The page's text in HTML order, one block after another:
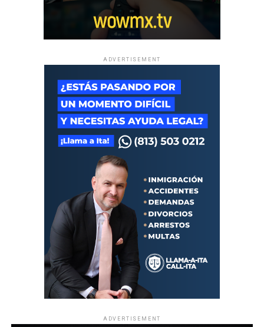
ADVERTISEMENT
ADVERTISEMENT